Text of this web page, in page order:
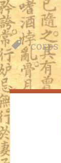
corps